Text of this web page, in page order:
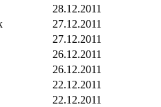
28.12.2011
27.12.2011
27.12.2011
26.12.2011
26.12.2011
22.12.2011
22.12.2011